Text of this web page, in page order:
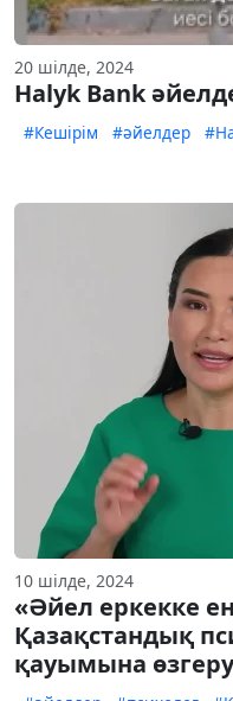
20 шілде, 2024
Halyk Bank
#Кешірім #әйелдер
10 шілде, 2024
«Әйел еркекке
Қазақстандық
қауымына